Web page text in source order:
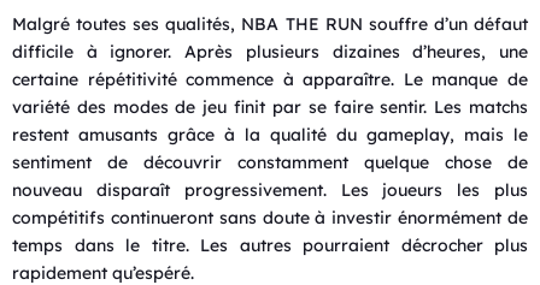
Malgré toutes ses qualités, NBA THE RUN souffre d’un défaut
difficile à ignorer. Après plusieurs dizaines d’heures, une
certaine répétitivité commence à apparaître. Le manque de
variété des modes de jeu finit par se faire sentir. Les matchs
restent amusants grâce à la qualité du gameplay, mais le
sentiment de découvrir constamment quelque chose de
nouveau disparaît progressivement. Les joueurs les plus
compétitifs continueront sans doute à investir énormément de
temps dans le titre. Les autres pourraient décrocher plus
rapidement qu’espéré.